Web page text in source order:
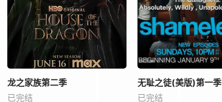
龙之家族第二季
已完结
无耻之徒(美版)第一季
已完结